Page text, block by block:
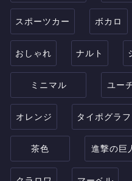
スポーツカー ボカロ
おしゃれ ナルト
ミニマル ユー
オレンジ タイポグラフ
茶色 進撃の巨